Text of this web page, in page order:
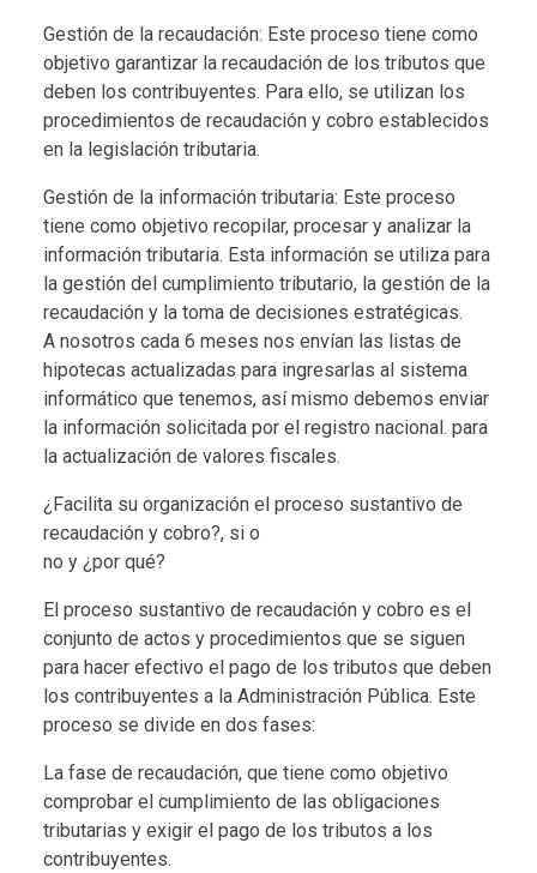
Gestión de la recaudación: Este proceso tiene como
objetivo garantizar la recaudación de los tributos que
deben los contribuyentes. Para ello, se utilizan los
procedimientos de recaudación y cobro establecidos
en la legislación tributaria.
Gestión de la información tributaria: Este proceso
tiene como objetivo recopilar, procesar y analizar la
información tributaria. Esta información se utiliza para
la gestión del cumplimiento tributario, la gestión de la
recaudación y la toma de decisiones estratégicas.
A nosotros cada 6 meses nos envían las listas de
hipotecas actualizadas para ingresarlas al sistema
informático que tenemos, así mismo debemos enviar
la información solicitada por el registro nacional. para
la actualización de valores fiscales.
¿Facilita su organización el proceso sustantivo de
recaudación y cobro?, si o
no y ¿por qué?
El proceso sustantivo de recaudación y cobro es el
conjunto de actos y procedimientos que se siguen
para hacer efectivo el pago de los tributos que deben
los contribuyentes a la Administración Pública. Este
proceso se divide en dos fases:
La fase de recaudación, que tiene como objetivo
comprobar el cumplimiento de las obligaciones
tributarias y exigir el pago de los tributos a los
contribuyentes.